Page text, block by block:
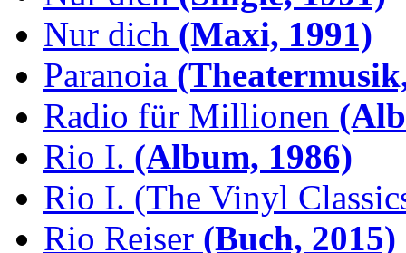
Nur dich (Maxi, 1991)
Paranoia
Radio für Millionen
Rio I. (Album, 1986)
Rio I. (The Vinyl
Rio Reiser (Buch, 2015)